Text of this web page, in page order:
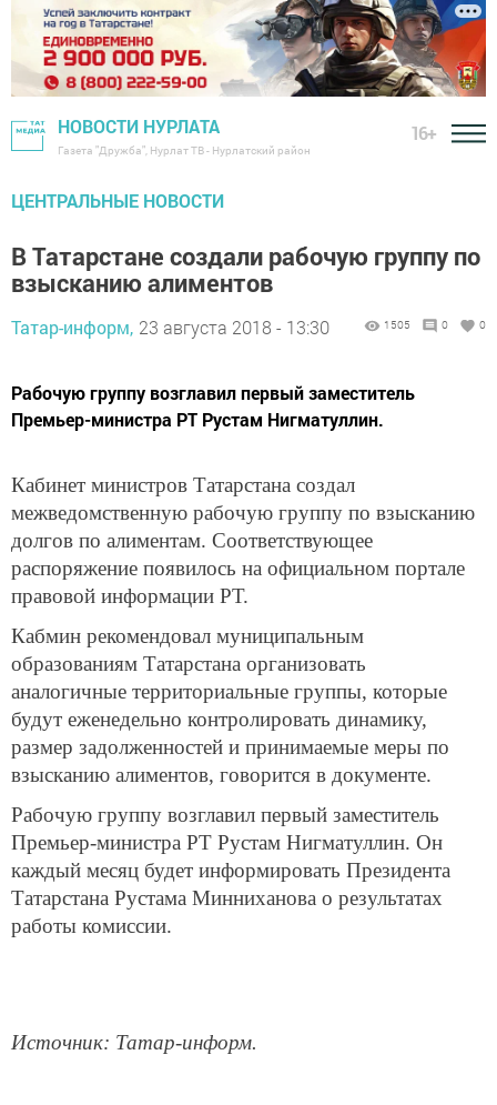
НОВОСТИ НУРЛАТА
Газета "Дружба", Нурлат ТВ - Нурлатский район
16+
ЦЕНТРАЛЬНЫЕ НОВОСТИ
В Татарстане создали рабочую группу по
взысканию алиментов
Татар-информ, 23 августа 2018 - 13:30 1505 0 0
Рабочую группу возглавил первый заместитель
Премьер-министра РТ Рустам Нигматуллин.
Кабинет министров Татарстана создал
межведомственную рабочую группу по взысканию
долгов по алиментам. Соответствующее
распоряжение появилось на официальном портале
правовой информации РТ.
Кабмин рекомендовал муниципальным
образованиям Татарстана организовать
аналогичные территориальные группы, которые
будут еженедельно контролировать динамику,
размер задолженностей и принимаемые меры по
взысканию алиментов, говорится в документе.
Рабочую группу возглавил первый заместитель
Премьер-министра РТ Рустам Нигматуллин. Он
каждый месяц будет информировать Президента
Татарстана Рустама Минниханова о результатах
работы комиссии.
Источник: Татар-информ.